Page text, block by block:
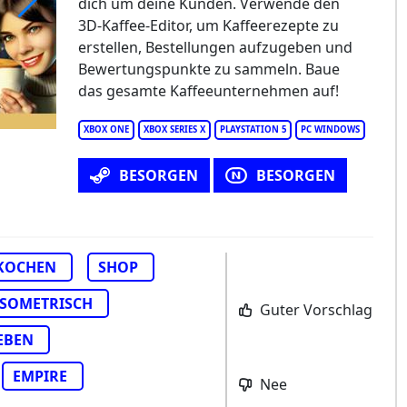
Tycoon
XBOX ONE XBOX SERIES X PLAYSTATION 5 PC WINDOWS
3D-Kaffee-Editor, um Kaffeerezepte zu
erstellen, Bestellungen aufzugeben und
Bewertungspunkte zu sammeln. Baue
das gesamte Kaffeeunternehmen auf!
BESORGEN BESORGEN
SHOP
EMPIRE
Guter Vorschlag
Nee